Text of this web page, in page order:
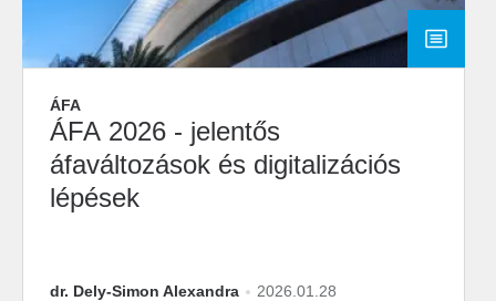
ÁFA
ÁFA 2026 - jelentős
áfaváltozások és digitalizációs
lépések
dr. Dely-Simon Alexandra 2026.01.28